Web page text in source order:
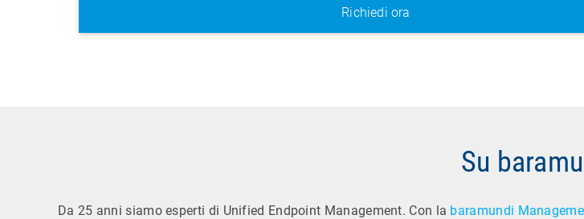
Su
Da 25 anni siamo esperti di Unified Endpoint Management. Con la baramundi